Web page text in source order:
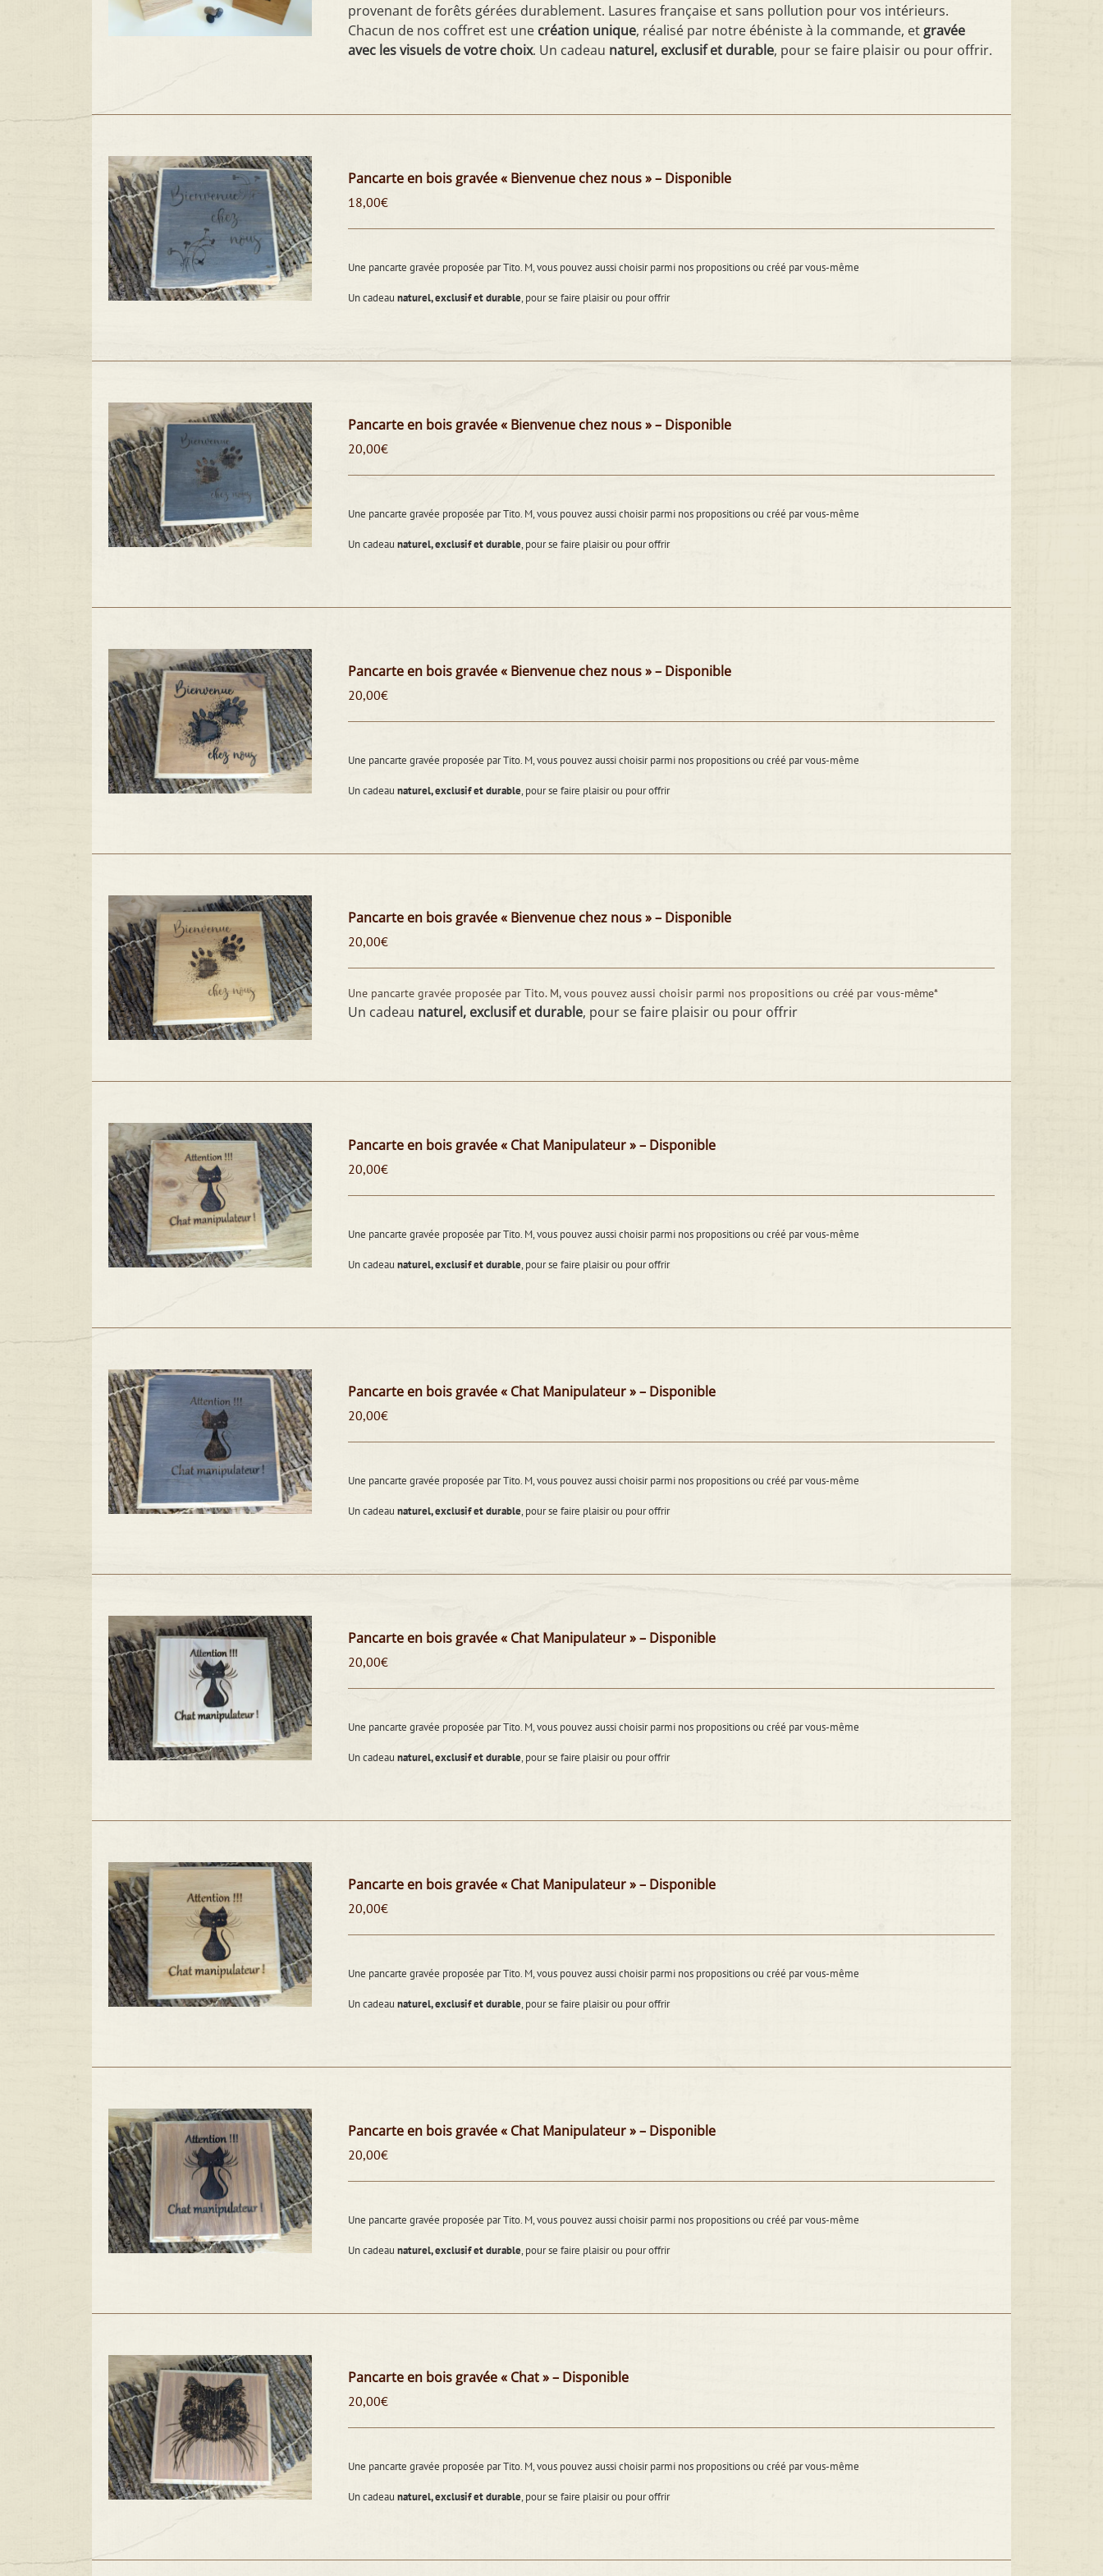
provenant de forêts gérées durablement. Lasures française et sans pollution pour vos intérieurs.
Chacun de nos coffret est une création unique, réalisé par notre ébéniste à la commande, et gravée
avec les visuels de votre choix. Un cadeau naturel, exclusif et durable, pour se faire plaisir ou pour offrir.
Pancarte en bois gravée « Bienvenue chez nous » – Disponible
18,00€
Une pancarte gravée proposée par Tito. M, vous pouvez aussi choisir parmi nos propositions ou créé par vous-même
Un cadeau naturel, exclusif et durable, pour se faire plaisir ou pour offrir
Pancarte en bois gravée « Bienvenue chez nous » – Disponible
20,00€
Une pancarte gravée proposée par Tito. M, vous pouvez aussi choisir parmi nos propositions ou créé par vous-même
Un cadeau naturel, exclusif et durable, pour se faire plaisir ou pour offrir
Pancarte en bois gravée « Bienvenue chez nous » – Disponible
20,00€
Une pancarte gravée proposée par Tito. M, vous pouvez aussi choisir parmi nos propositions ou créé par vous-même
Un cadeau naturel, exclusif et durable, pour se faire plaisir ou pour offrir
Pancarte en bois gravée « Bienvenue chez nous » – Disponible
20,00€
Une pancarte gravée proposée par Tito. M, vous pouvez aussi choisir parmi nos propositions ou créé par vous-même*
Un cadeau naturel, exclusif et durable, pour se faire plaisir ou pour offrir
Pancarte en bois gravée « Chat Manipulateur » – Disponible
20,00€
Une pancarte gravée proposée par Tito. M, vous pouvez aussi choisir parmi nos propositions ou créé par vous-même
Un cadeau naturel, exclusif et durable, pour se faire plaisir ou pour offrir
Pancarte en bois gravée « Chat Manipulateur » – Disponible
20,00€
Une pancarte gravée proposée par Tito. M, vous pouvez aussi choisir parmi nos propositions ou créé par vous-même
Un cadeau naturel, exclusif et durable, pour se faire plaisir ou pour offrir
Pancarte en bois gravée « Chat Manipulateur » – Disponible
20,00€
Une pancarte gravée proposée par Tito. M, vous pouvez aussi choisir parmi nos propositions ou créé par vous-même
Un cadeau naturel, exclusif et durable, pour se faire plaisir ou pour offrir
Pancarte en bois gravée « Chat Manipulateur » – Disponible
20,00€
Une pancarte gravée proposée par Tito. M, vous pouvez aussi choisir parmi nos propositions ou créé par vous-même
Un cadeau naturel, exclusif et durable, pour se faire plaisir ou pour offrir
Pancarte en bois gravée « Chat Manipulateur » – Disponible
20,00€
Une pancarte gravée proposée par Tito. M, vous pouvez aussi choisir parmi nos propositions ou créé par vous-même
Un cadeau naturel, exclusif et durable, pour se faire plaisir ou pour offrir
Pancarte en bois gravée « Chat » – Disponible
20,00€
Une pancarte gravée proposée par Tito. M, vous pouvez aussi choisir parmi nos propositions ou créé par vous-même
Un cadeau naturel, exclusif et durable, pour se faire plaisir ou pour offrir